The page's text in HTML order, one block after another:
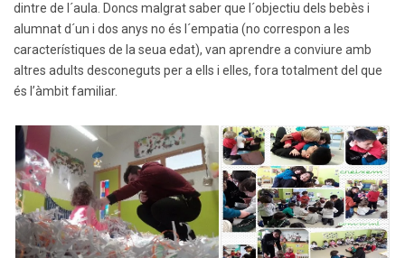
dintre de l´aula. Doncs malgrat saber que l´objectiu dels bebès i
alumnat d´un i dos anys no és l´empatia (no correspon a les
característiques de la seua edat), van aprendre a conviure amb
altres adults desconeguts per a ells i elles, fora totalment del que
és l’àmbit familiar.